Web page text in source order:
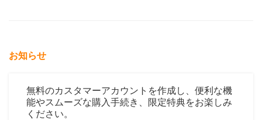
お知らせ
無料のカスタマーアカウントを作成し、便利な機
能やスムーズな購入手続き、限定特典をお楽しみ
ください。